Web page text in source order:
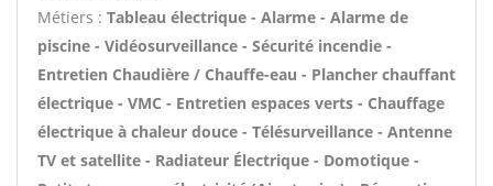
Métiers : Tableau électrique - Alarme - Alarme de
piscine - Vidéosurveillance - Sécurité incendie -
Entretien Chaudière / Chauffe-eau - Plancher chauffant
électrique - VMC - Entretien espaces verts - Chauffage
électrique à chaleur douce - Télésurveillance - Antenne
TV et satellite - Radiateur Électrique - Domotique -